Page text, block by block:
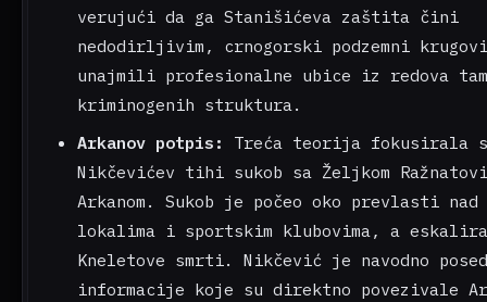
verujući da ga Stanišićeva zaštita čini
nedodirljivim, crnogorski podzemni
unajmili profesionalne ubice iz redova
kriminogenih struktura.
Arkanov potpis:
Treća teorija fokusirala
Nikčevićev tihi sukob sa Željkom
Arkanom. Sukob je počeo oko prevlasti nad
lokalima i sportskim klubovima, a
Kneletove smrti. Nikčević je navodno
informacije koje su direktno povezivale